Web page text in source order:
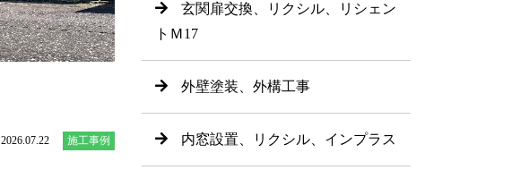
2026.07.22 施工事例
玄関扉交換、リクシル、リシェン
トＭ17
外壁塗装、外構工事
内窓設置、リクシル、インプラス